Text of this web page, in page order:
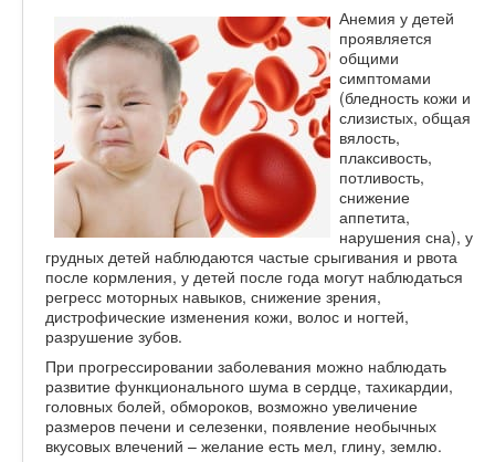
Анемия у детей
проявляется
общими
симптомами
(бледность кожи и
слизистых, общая
вялость,
плаксивость,
потливость,
снижение
аппетита,
нарушения сна), у
грудных детей наблюдаются частые срыгивания и рвота
после кормления, у детей после года могут наблюдаться
регресс моторных навыков, снижение зрения,
дистрофические изменения кожи, волос и ногтей,
разрушение зубов.
При прогрессировании заболевания можно наблюдать
развитие функционального шума в сердце, тахикардии,
головных болей, обмороков, возможно увеличение
размеров печени и селезенки, появление необычных
вкусовых влечений – желание есть мел, глину, землю.